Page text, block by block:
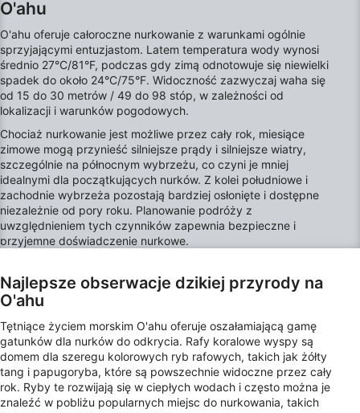
O'ahu
O'ahu oferuje całoroczne nurkowanie z warunkami ogólnie
sprzyjającymi entuzjastom. Latem temperatura wody wynosi
średnio 27°C/81°F, podczas gdy zimą odnotowuje się niewielki
spadek do około 24°C/75°F. Widoczność zazwyczaj waha się
od 15 do 30 metrów / 49 do 98 stóp, w zależności od
lokalizacji i warunków pogodowych.
Chociaż nurkowanie jest możliwe przez cały rok, miesiące
zimowe mogą przynieść silniejsze prądy i silniejsze wiatry,
szczególnie na północnym wybrzeżu, co czyni je mniej
idealnymi dla początkujących nurków. Z kolei południowe i
zachodnie wybrzeża pozostają bardziej osłonięte i dostępne
niezależnie od pory roku. Planowanie podróży z
uwzględnieniem tych czynników zapewnia bezpieczne i
przyjemne doświadczenie nurkowe.
Najlepsze obserwacje dzikiej przyrody na
O'ahu
Tętniące życiem morskim O'ahu oferuje oszałamiającą gamę
gatunków dla nurków do odkrycia. Rafy koralowe wyspy są
domem dla szeregu kolorowych ryb rafowych, takich jak żółty
tang i papugoryba, które są powszechnie widoczne przez cały
rok. Ryby te rozwijają się w ciepłych wodach i często można je
znaleźć w pobliżu popularnych miejsc do nurkowania, takich
Użycie dokładnych danych
geolokalizacyjnych
Identyfikowanie urządzeń na podstawie
aktywnie żądanych informacji
Cele przetwarzania inne niż IAB:
Niezbędne
Wydajność (Performance)
Funkcjonalne